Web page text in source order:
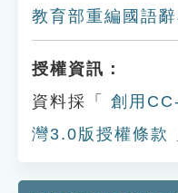
教育部重編國語
授權資訊：
資料採「
創用
灣3.0版授權條款